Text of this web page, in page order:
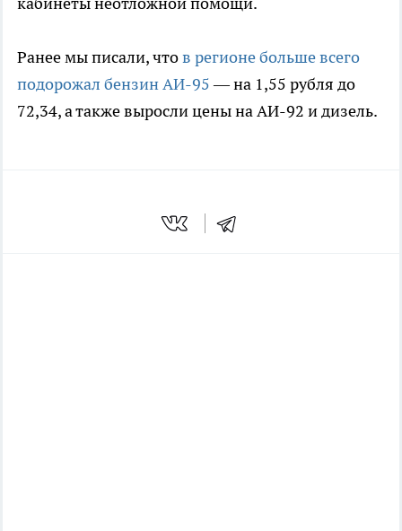
Ранее мы писали, чтов регионе больше всего
подорожал бензин АИ-95— на 1,55 рубля до
72,34, а также выросли цены на АИ-92 и дизель.